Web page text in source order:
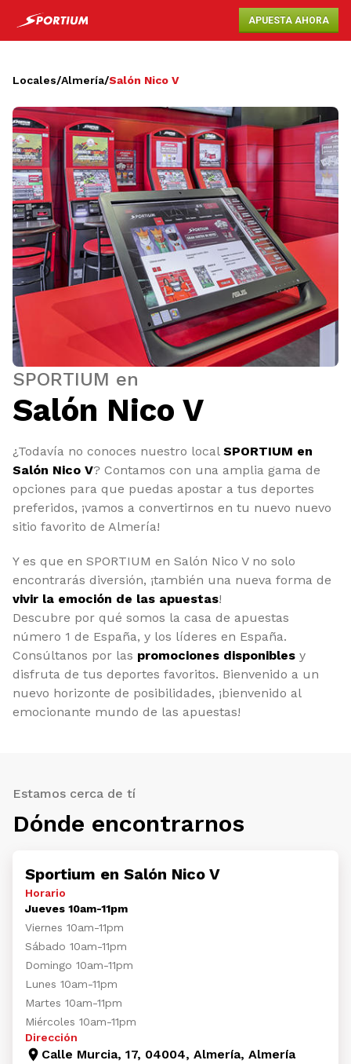
APUESTA AHORA
Locales/Almería/Salón Nico V
SPORTIUM en
Salón Nico V
¿Todavía no conoces nuestro local SPORTIUM en
Salón Nico V? Contamos con una amplia gama de
opciones para que puedas apostar a tus deportes
preferidos, ¡vamos a convertirnos en tu nuevo nuevo
sitio favorito de Almería!
Y es que en SPORTIUM en Salón Nico V no solo
encontrarás diversión, ¡también una nueva forma de
vivir la emoción de las apuestas!
Descubre por qué somos la casa de apuestas
número 1 de España, y los líderes en España.
Consúltanos por las promociones disponibles y
disfruta de tus deportes favoritos. Bienvenido a un
nuevo horizonte de posibilidades, ¡bienvenido al
emocionante mundo de las apuestas!
Estamos cerca de tí
Dónde encontrarnos
Sportium en Salón Nico V
Horario
Jueves 10am-11pm
Viernes 10am-11pm
Sábado 10am-11pm
Domingo 10am-11pm
Lunes 10am-11pm
Martes 10am-11pm
Miércoles 10am-11pm
Dirección
Calle Murcia, 17, 04004, Almería, Almería